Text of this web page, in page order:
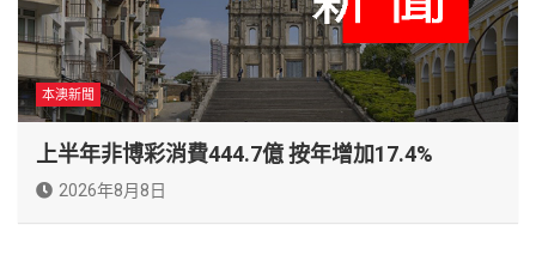
本澳新聞
上半年非博彩消費444.7億 按年增加17.4%
2026年8月8日